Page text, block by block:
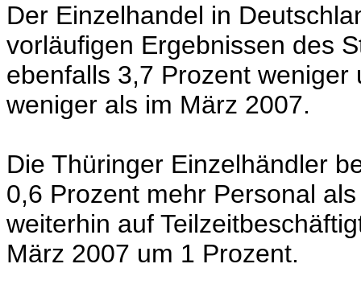
Der Einzelhandel in
vorläufigen Ergebnissen des
ebenfalls 3,7 Prozent
weniger als im März 2007.
Die Thüringer Einzelhändler
0,6 Prozent mehr Personal
weiterhin auf
März 2007 um 1 Prozent.